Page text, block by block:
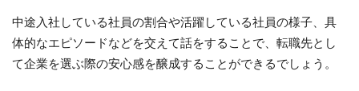
中途入社している社員の割合や活躍している社員の様子、具
体的なエピソードなどを交えて話をすることで、転職先とし
て企業を選ぶ際の安心感を醸成することができるでしょう。